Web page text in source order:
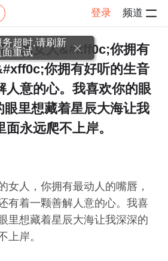
登录 频道
感慨 帖子详情
丽的女人&#xff0c;你拥有
你拥有好听的生音
人意的心。我喜欢你的眼
里想藏着星辰大海让我
永远爬不上岸。
女人，你拥有最动人的嘴唇，
有着一颗善解人意的心。我喜
里想藏着星辰大海让我深深的
上岸。
务超时,请刷新
面重试